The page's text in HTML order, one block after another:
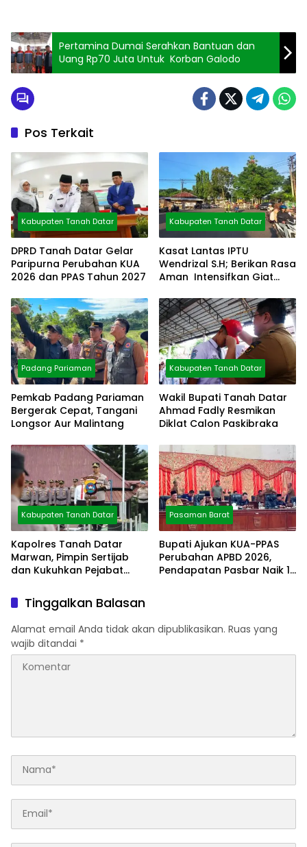
Pertamina Dumai Serahkan Bantuan dan
Uang Rp70 Juta Untuk Korban Galodo
Pos Terkait
Kabupaten Tanah Datar
DPRD Tanah Datar Gelar
Paripurna Perubahan KUA
2026 dan PPAS Tahun 2027
Kabupaten Tanah Datar
Kasat Lantas IPTU
Wendrizal S.H; Berikan Rasa
Aman Intensifkan Giat
Padang Pariaman
Pemkab Padang Pariaman
Bergerak Cepat, Tangani
Longsor Aur Malintang
Kabupaten Tanah Datar
Wakil Bupati Tanah Datar
Ahmad Fadly Resmikan
Diklat Calon Paskibraka
Kabupaten Tanah Datar
Kapolres Tanah Datar
Marwan, Pimpin Sertijab
dan Kukuhkan Pejabat
Pasaman Barat
Bupati Ajukan KUA-PPAS
Perubahan APBD 2026,
Pendapatan Pasbar Naik 15
Tinggalkan Balasan
Alamat email Anda tidak akan dipublikasikan. Ruas yang
wajib ditandai *